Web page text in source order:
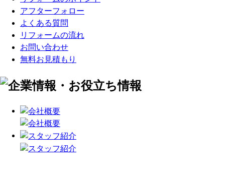
アフターフォロー
よくある質問
リフォームの流れ
お問い合わせ
無料お見積もり